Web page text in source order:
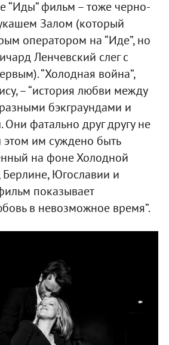
“Иды” фильм – тоже черно-
Залом (который
оператором на “Иде”, но
Ленчевский слег с
“Холодная война”,
– “история любви между
бэкграундами и
фатально друг другу не
этом им суждено быть
на фоне Холодной
Югославии и
показывает
в невозможное время”.